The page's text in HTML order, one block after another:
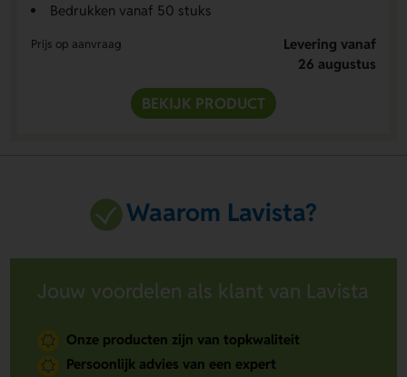
Bedrukken vanaf 50 stuks
Prijs op aanvraag
Levering vanaf
26 augustus
BEKIJK PRODUCT
Waarom Lavista?
Jouw voordelen als klant van Lavista
Onze producten zijn van topkwaliteit
Persoonlijk advies van een expert